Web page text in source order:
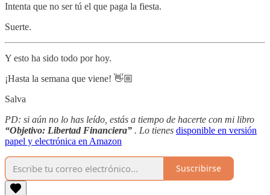
Intenta que no ser tú el que paga la fiesta.
Suerte.
Y esto ha sido todo por hoy.
¡Hasta la semana que viene! 👋🏼
Salva
PD: si aún no lo has leído, estás a tiempo de hacerte con mi libro
“Objetivo: Libertad Financiera” . Lo tienes disponible en versión
papel y electrónica en Amazon
Suscribirse